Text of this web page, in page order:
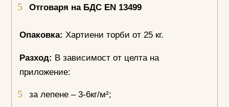
Отговаря на БДС EN 13499
Опаковка: Хартиени торби от 25 кг.
Разход: В зависимост от целта на
приложение:
за лепене – 3-6кг/м²;